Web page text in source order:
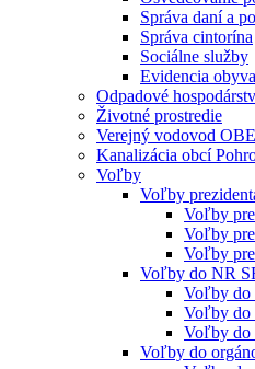
Správa daní a
Správa cintorína
Sociálne služby
Evidencia
Odpadové
Životné prostredie
Verejný vodovod
Kanalizácia obcí
Voľby
Voľby
Voľby
Voľby
Voľby
Voľby do NR
Voľby do
Voľby do
Voľby do
Voľby do